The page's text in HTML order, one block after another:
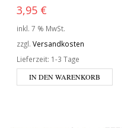
3,95 €
inkl. 7 % MwSt.
zzgl. Versandkosten
Lieferzeit: 1-3 Tage
IN DEN WARENKORB